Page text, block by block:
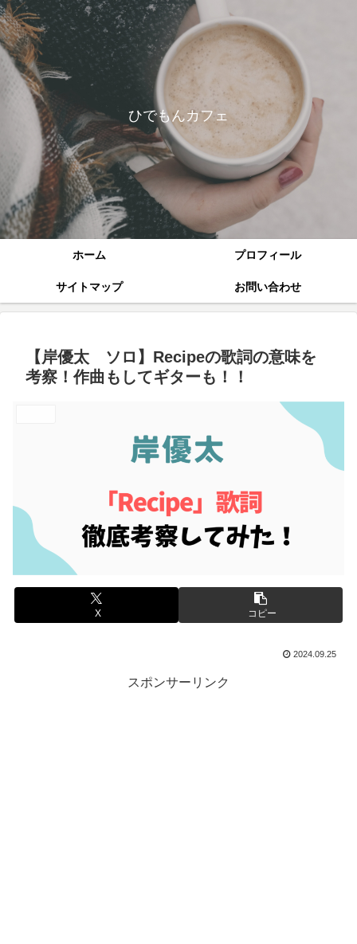
ひでもんカフェ
ホーム プロフィール
サイトマップ お問い合わせ
【岸優太 ソロ】Recipeの歌詞の意味を
考察！作曲もしてギターも！！
X コピー
2024.09.25
スポンサーリンク